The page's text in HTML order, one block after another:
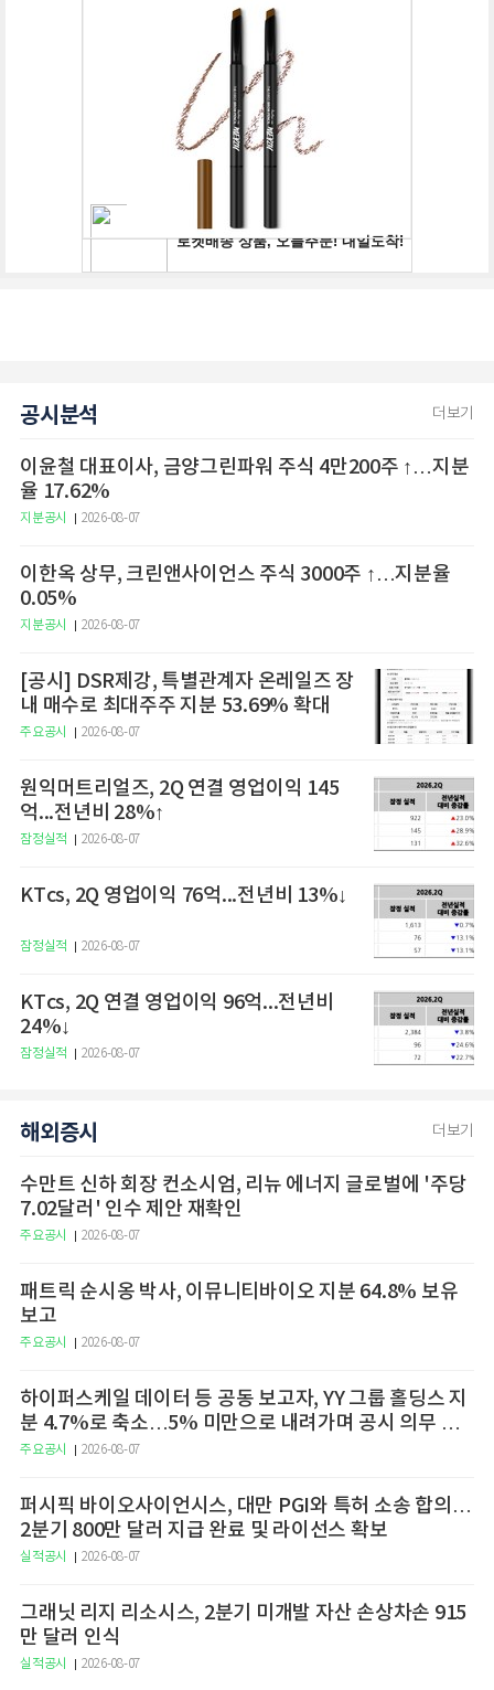
공시분석 더보기
이윤철 대표이사, 금양그린파워 주식 4만200주 ↑…지분
율 17.62%
지분공시 2026-08-07
이한옥 상무, 크린앤사이언스 주식 3000주 ↑…지분율
0.05%
지분공시 2026-08-07
[공시] DSR제강, 특별관계자 온레일즈 장
내 매수로 최대주주 지분 53.69% 확대
주요공시 2026-08-07
원익머트리얼즈, 2Q 연결 영업이익 145
억...전년비 28%↑
잠정실적 2026-08-07
KTcs, 2Q 영업이익 76억...전년비 13%↓
잠정실적 2026-08-07
KTcs, 2Q 연결 영업이익 96억...전년비
24%↓
잠정실적 2026-08-07
해외증시 더보기
수만트 신하 회장 컨소시엄, 리뉴 에너지 글로벌에 '주당
7.02달러' 인수 제안 재확인
주요공시 2026-08-07
패트릭 순시옹 박사, 이뮤니티바이오 지분 64.8% 보유
보고
주요공시 2026-08-07
하이퍼스케일 데이터 등 공동 보고자, YY 그룹 홀딩스 지
분 4.7%로 축소…5% 미만으로 내려가며 공시 의무 종
료
주요공시 2026-08-07
퍼시픽 바이오사이언시스, 대만 PGI와 특허 소송 합의…
2분기 800만 달러 지급 완료 및 라이선스 확보
실적공시 2026-08-07
그래닛 리지 리소시스, 2분기 미개발 자산 손상차손 915
만 달러 인식
실적공시 2026-08-07